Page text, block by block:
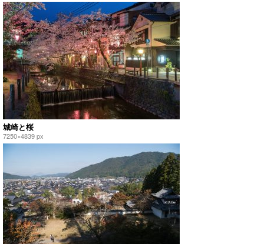
城崎と桜
7250×4839 px